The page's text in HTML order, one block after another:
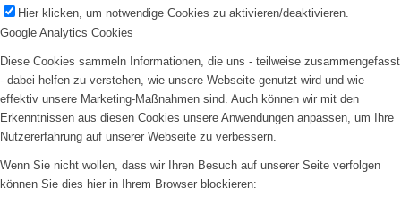
Hier klicken, um notwendige Cookies zu aktivieren/deaktivieren.
Google Analytics Cookies
Diese Cookies sammeln Informationen, die uns - teilweise zusammengefasst
- dabei helfen zu verstehen, wie unsere Webseite genutzt wird und wie
effektiv unsere Marketing-Maßnahmen sind. Auch können wir mit den
Erkenntnissen aus diesen Cookies unsere Anwendungen anpassen, um Ihre
Nutzererfahrung auf unserer Webseite zu verbessern.
Wenn Sie nicht wollen, dass wir Ihren Besuch auf unserer Seite verfolgen
können Sie dies hier in Ihrem Browser blockieren: